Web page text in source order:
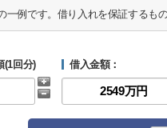
一例です。借り入れを保証するも
(1回分) 借入金額：